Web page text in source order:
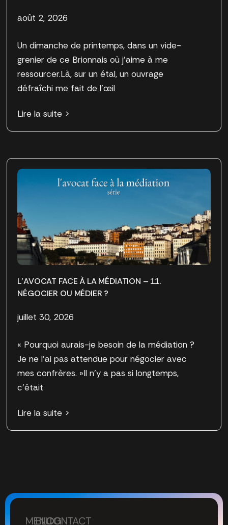
août 2, 2026
Un dimanche de printemps, dans un vide-
grenier de ce Brionnais où j’aime à me
ressourcer.Là, sur un étal, un ouvrage
défraîchi me fait de l’œil
Lire la suite >
L’AVOCAT FACE À LA MÉDIATION – 11.
NÉGOCIER OU MÉDIER ?
juillet 30, 2026
« Pourquoi aurais-je besoin de la médiation ?
Je ne l’ai pas attendue pour négocier avec
mes confrères. »Il n’y a pas si longtemps,
c’était
Lire la suite >
MENU
BLOG
CONTACT